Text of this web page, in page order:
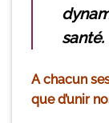
santé.
A chacun
que d’unir